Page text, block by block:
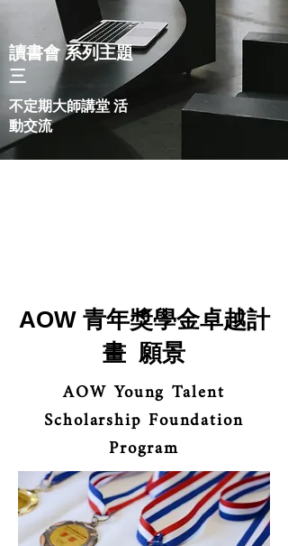
讀書會 系列主題
三
不定期大師講堂 活
動交流
AOW 青年獎學金卓越計
畫 願景
AOW Young Talent
Scholarship Foundation
Program